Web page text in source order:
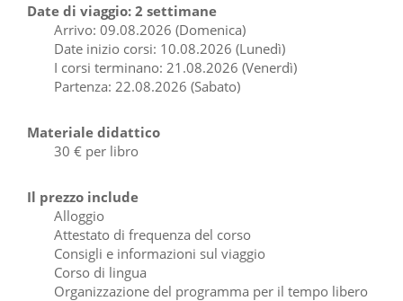
Date di viaggio: 2 settimane
Arrivo: 09.08.2026 (Domenica)
Date inizio corsi: 10.08.2026 (Lunedì)
I corsi terminano: 21.08.2026 (Venerdì)
Partenza: 22.08.2026 (Sabato)
Materiale didattico
30 € per libro
Il prezzo include
Alloggio
Attestato di frequenza del corso
Consigli e informazioni sul viaggio
Corso di lingua
Organizzazione del programma per il tempo libero